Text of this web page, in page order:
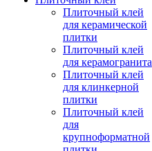
Плиточный клей
для керамической
плитки
Плиточный клей
для керамогранита
Плиточный клей
для клинкерной
плитки
Плиточный клей
для
крупноформатной